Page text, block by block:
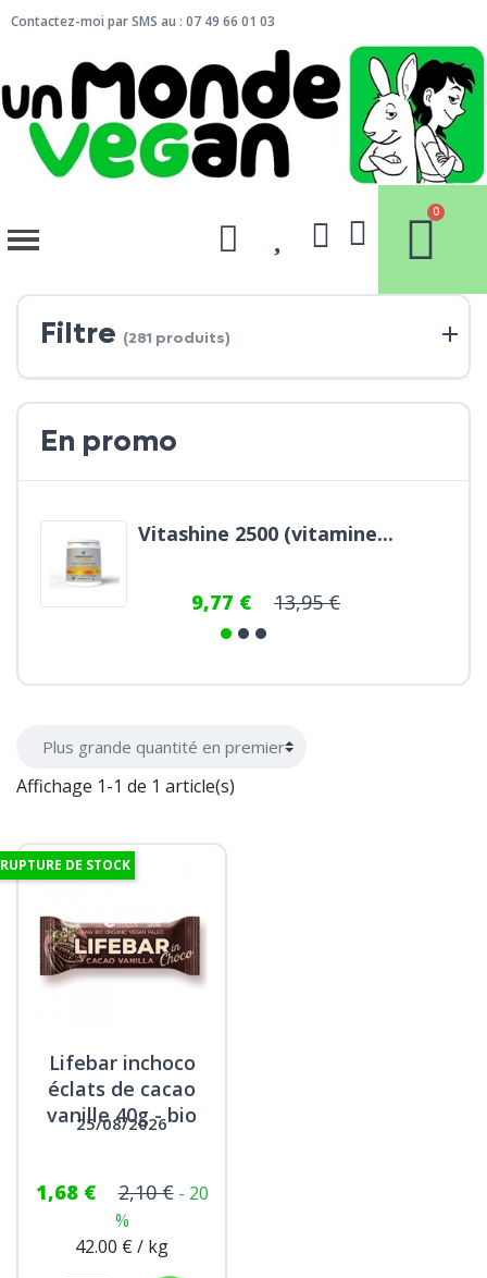
Contactez-moi par SMS au : 07 49 66 01 03
Filtre (281 produits)
En promo
Vitashine 2500 (vitamine...
9,77 € 13,95 €
Affichage 1-1 de 1 article(s)
Lifebar inchoco
éclats de cacao
vanille 40g - bio
25/08/2026
1,68 € 2,10 € - 20
%
42.00 € / kg
RUPTURE DE STOCK